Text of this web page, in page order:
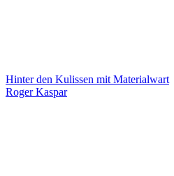
Hinter den Kulissen mit Materialwart
Roger Kaspar